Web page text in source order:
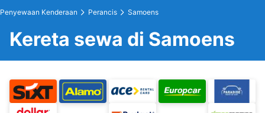
Penyewaan Kenderaan Perancis Samoens
Kereta sewa di Samoens